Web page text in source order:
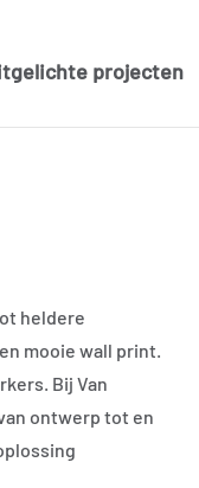
projecten
heldere
mooie wall print.
Bij Van
ontwerp tot en